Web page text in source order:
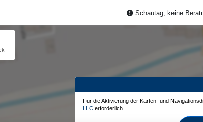
Schautag, keine
Für die Aktivierung der Karten- und
LLC erforderlich.